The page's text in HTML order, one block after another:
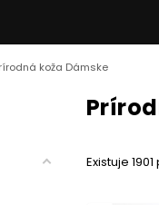
koža Dámske
Existuje